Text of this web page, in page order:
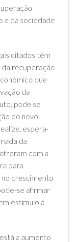
e da sociedade
citados têm
recuperação
que
da
pode se
do novo
espera-
da
com a
para
crescimento
se afirmar
estímulo à
a aumento